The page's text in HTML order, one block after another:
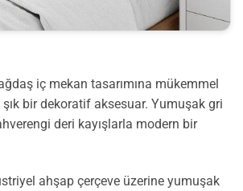
iç mekan tasarımına mükemmel
bir dekoratif aksesuar. Yumuşak gri
deri kayışlarla modern bir
ahşap çerçeve üzerine yumuşak